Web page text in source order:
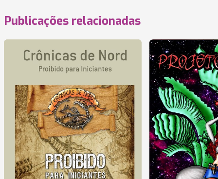
Publicações relacionadas